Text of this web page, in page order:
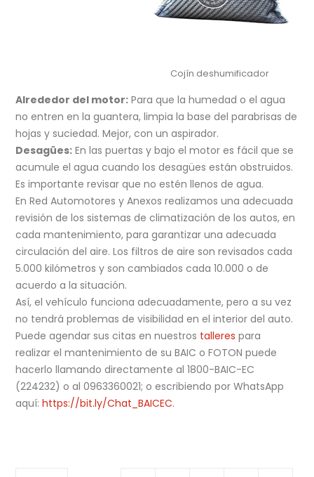
Cojín deshumificador
Alrededor del motor: Para que la humedad o el agua
no entren en la guantera, limpia la base del parabrisas de
hojas y suciedad. Mejor, con un aspirador.
Desagües: En las puertas y bajo el motor es fácil que se
acumule el agua cuando los desagües están obstruidos.
Es importante revisar que no estén llenos de agua.
En Red Automotores y Anexos realizamos una adecuada
revisión de los sistemas de climatización de los autos, en
cada mantenimiento, para garantizar una adecuada
circulación del aire. Los filtros de aire son revisados cada
5.000 kilómetros y son cambiados cada 10.000 o de
acuerdo a la situación.
Así, el vehículo funciona adecuadamente, pero a su vez
no tendrá problemas de visibilidad en el interior del auto.
Puede agendar sus citas en nuestros talleres para
realizar el mantenimiento de su BAIC o FOTON puede
hacerlo llamando directamente al 1800-BAIC-EC
(224232) o al 0963360021; o escribiendo por WhatsApp
aquí:https://bit.ly/Chat_BAICEC.